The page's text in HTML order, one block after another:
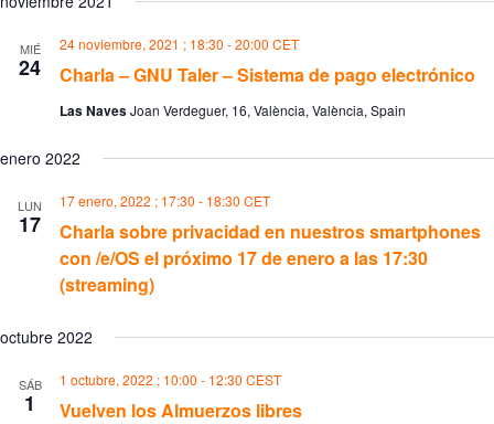
MIÉ
24 Charla – GNU Taler – Sistema de pago electrónico
24 noviembre, 2021 ; 18:30 -20:00 CET
Las NavesJoan Verdeguer, 16, València, València, Spain
enero 2022
LUN
17
Charla sobre privacidad en nuestros smartphones
con /e/OS el próximo 17 de enero a las 17:30
(streaming)
17 enero, 2022 ; 17:30 - 18:30 CET
octubre 2022
SÁB
1 Vuelven los Almuerzos libres
1 octubre, 2022 ; 10:00 - 12:30 CEST